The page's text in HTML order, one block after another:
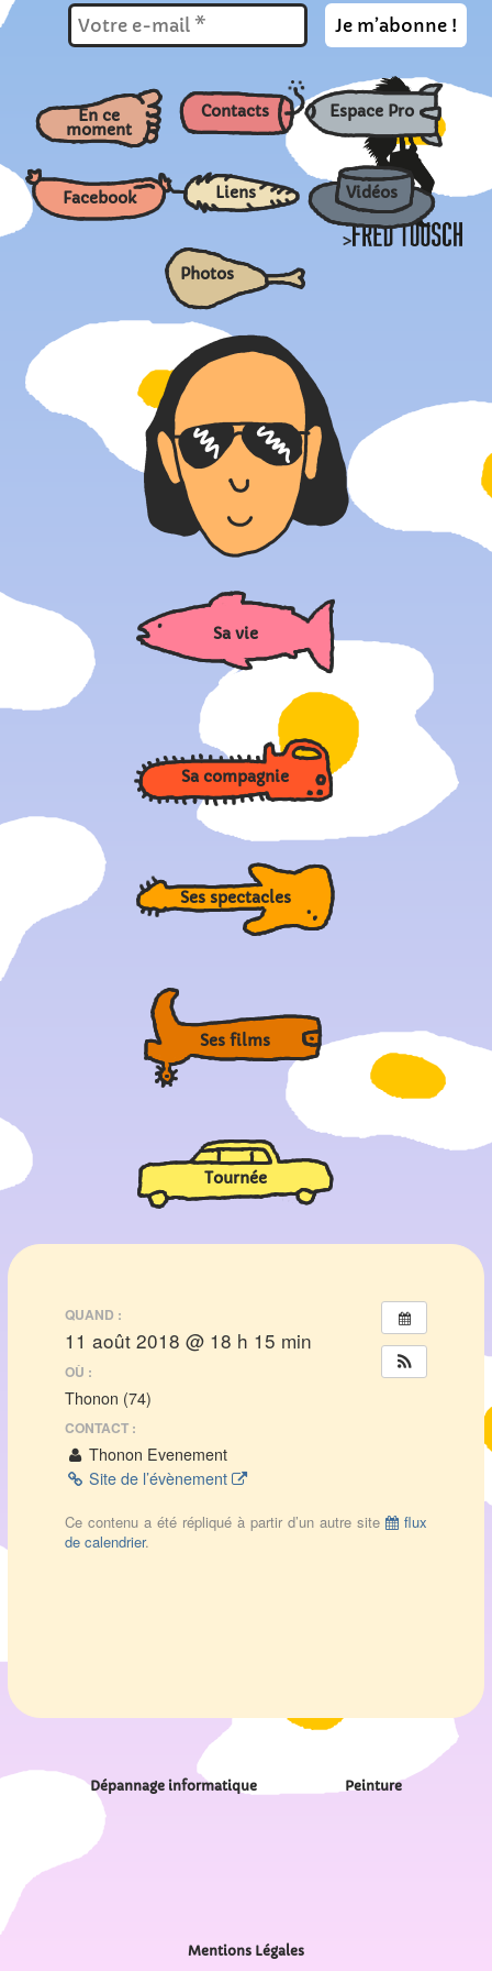
>
En ce
moment
Contacts Espace Pro
Facebook Liens Vidéos
Photos
Sa vie
Sa compagnie
Ses spectacles
Ses films
Tournée
QUAND :
11 août 2018 @ 18 h 15 min
OÙ :
Thonon (74)
CONTACT :
Thonon Evenement
Site de l’évènement
Ce contenu a été répliqué à partir d’un autre site
flux
de calendrier.
Dépannage informatique Peinture
Mentions Légales